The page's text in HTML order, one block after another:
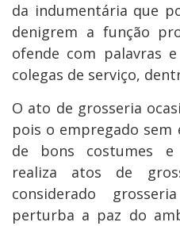
da indumentária que
denigrem a função
ofende com palavras
colegas de serviço,
O ato de grosseria
pois o empregado sem
de bons costumes e
realiza atos de
considerado
perturba a paz do